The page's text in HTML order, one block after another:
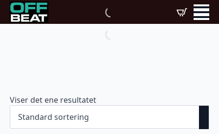
Viser det ene resultatet